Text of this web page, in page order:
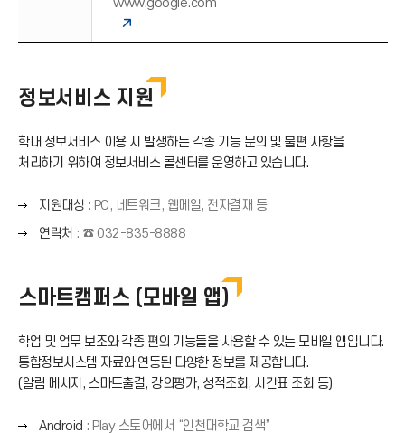
www.google.com
정보서비스 지원
학내 정보서비스 이용 시 발생하는 각종 기능 문의 및 불편 사항을
처리하기 위하여 정보서비스 콜센터를 운영하고 있습니다.
오
른
쪽
표
→
)
지원대상: PC, 네트워크, 웹메일, 전자결재 등
오
화
살
(
→
)
연락처 : ☎ 032-835-8888
스마트캠퍼스 (모바일 앱)
학업 및 업무 보조와 각종 편의 기능들을 사용할 수 있는 모바일 앱입니다.
통합정보시스템 자료와 연동된 다양한 정보를 제공합니다.
(알림 메시지, 스마트출결, 강의평가, 성적조회, 시간표 조회 등)
오
Android : Play 스토어에서 “인천대학교 검색”